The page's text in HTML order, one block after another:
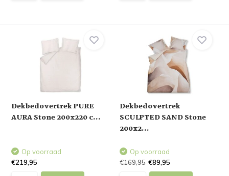
Dekbedovertrek PURE
AURA Stone 200x220 c...
Op voorraad
€219,95
Dekbedovertrek
SCULPTED SAND Stone
200x2...
Op voorraad
€169,95 €89,95